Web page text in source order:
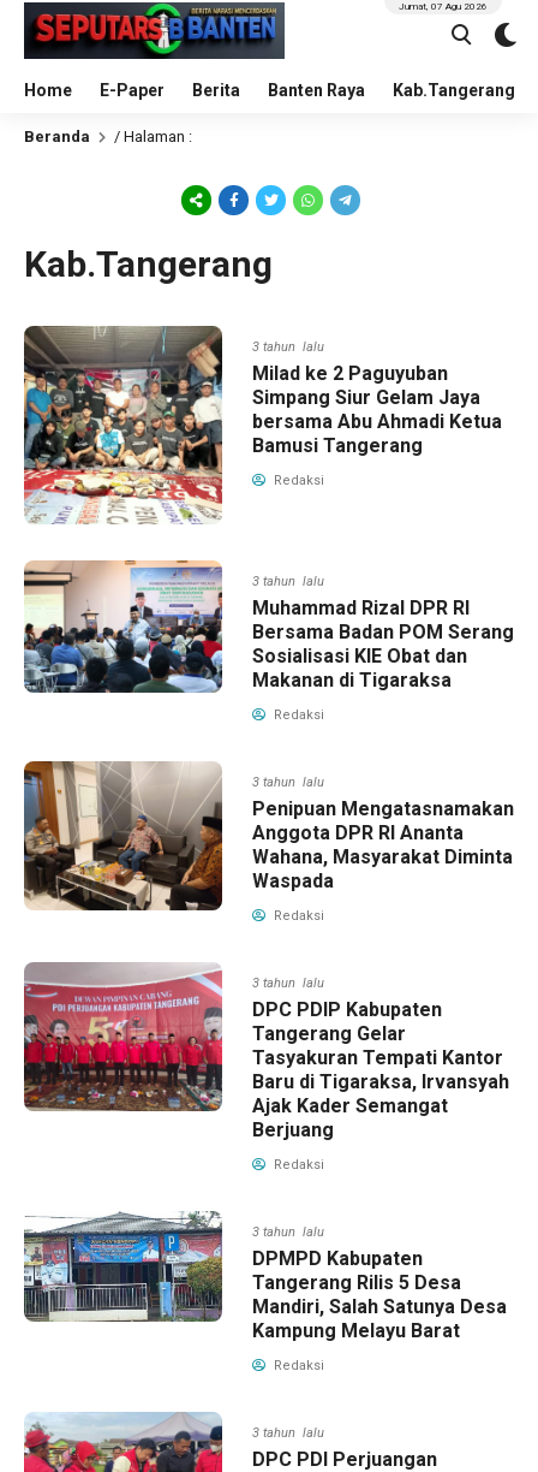
Home E-Paper Berita Banten Raya Kab.Tangerang
Jumat, 07 Agu 2026
Beranda / Halaman :
Kab.Tangerang
3 tahun lalu
Milad ke 2 Paguyuban
Simpang Siur Gelam Jaya
bersama Abu Ahmadi Ketua
Bamusi Tangerang
Redaksi
3 tahun lalu
Muhammad Rizal DPR RI
Bersama Badan POM Serang
Sosialisasi KIE Obat dan
Makanan di Tigaraksa
Redaksi
3 tahun lalu
Penipuan Mengatasnamakan
Anggota DPR RI Ananta
Wahana, Masyarakat Diminta
Waspada
Redaksi
3 tahun lalu
DPC PDIP Kabupaten
Tangerang Gelar
Tasyakuran Tempati Kantor
Baru di Tigaraksa, Irvansyah
Ajak Kader Semangat
Berjuang
Redaksi
3 tahun lalu
DPMPD Kabupaten
Tangerang Rilis 5 Desa
Mandiri, Salah Satunya Desa
Kampung Melayu Barat
Redaksi
3 tahun lalu
DPC PDI Perjuangan